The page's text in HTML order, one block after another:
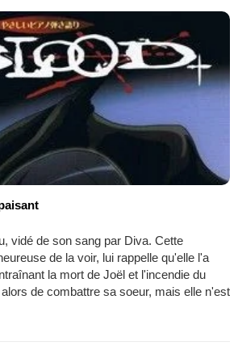
vidé de son sang par Diva. Cette
de la voir, lui rappelle qu'elle l'a
la mort de Joël et l'incendie du
de combattre sa soeur, mais elle n'est